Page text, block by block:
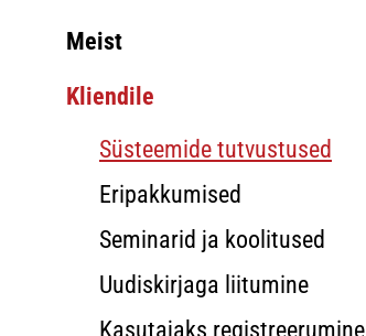
Meist
Kliendile
Süsteemide tutvustused
Eripakkumised
Seminarid ja koolitused
Uudiskirjaga liitumine
Kasutajaks registreerumine